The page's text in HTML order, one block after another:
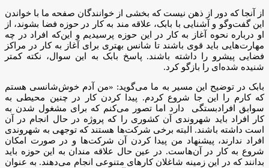
از آنجا که دور از ذهن نیست که بخشی از خوانندگان صفحه ما با خواندن
این گفت‌وگو و آشنایی با بابک، علاقه مند به کار در حوزه فضا بشوند، از
او درباره نحوه آغاز به کار در این حوزه پرسیدیم و این‌که افراد در چه
مهارت‌هایی باید قوی باشند تا شانس بهتری برای آغاز به کار در مراکز
فضایی پیشرو را داشته باشند. پاسخ بابک به این سوال، نکته‌ کمتر
شنیده شده‌ای را بازگو کرد.
بابک در توضیح این مسیر به ما می‌گوید: «من آدم خوش‌شانسی هستم
که کارم را این جا شروع کردم. پیدا کردن کار در چنین محیطی به
سوابق افرادبستگی دارد اما تصور می‌کنم که برای مشغول شدن به
کار افراد باید شهروندی آن کشوری را که پروژه در حال انجام در آن
است داشته باشند. البته برخی شرکت‌ها هستند که توجهی به شهروندی
افراد ندارند، پیشنهاد من پیدا کردن آن شرکت‌ها و در صورت امکان
شروع به کار در آن‌هاست. در عین حال علاقه مندان به این حوزه باید
بدانند که در این زمینه شاغلان کارهای متنوعی انجام می‌دهند. به عنوان